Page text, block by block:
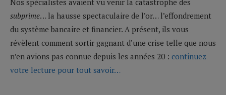
subprime… la hausse spectaculaire de l’or… l’effondrement
du système bancaire et financier. A présent, ils vous
révèlent comment sortir gagnant d’une crise telle que nous
n’en avions pas connue depuis les années 20 : continuez
votre lecture pour tout savoir…